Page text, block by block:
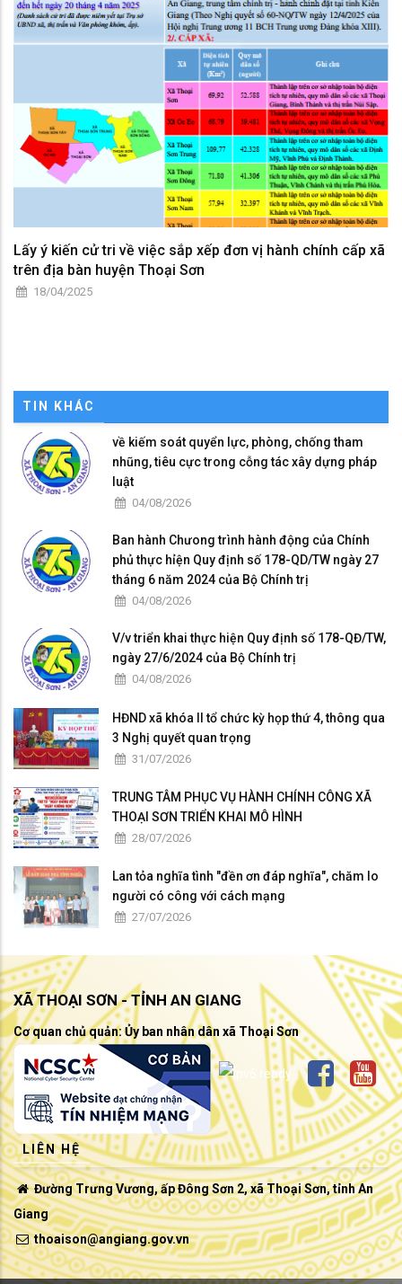
Lấy ý kiến cử tri về việc sắp xếp đơn vị hành chính cấp xã
trên địa bàn huyện Thoại Sơn
18/04/2025
TIN KHÁC
về kiếm soát quyển lực, phòng, chống tham
nhũng, tiêu cực trong cỗng tác xây dựng pháp
luật
04/08/2026
Ban hành Chưong trình hành động của Chính
phủ thực hỉện Quy định số 178-QD/TW ngày 27
tháng 6 năm 2024 của Bộ Chính trị
04/08/2026
V/v triển khai thực hiện Quy định số 178-QĐ/TW,
ngày 27/6/2024 của Bộ Chính trị
04/08/2026
HĐND xã khóa II tổ chức kỳ họp thứ 4, thông qua
3 Nghị quyết quan trọng
31/07/2026
TRUNG TÂM PHỤC VỤ HÀNH CHÍNH CÔNG XÃ
THOẠI SƠN TRIỂN KHAI MÔ HÌNH
28/07/2026
Lan tỏa nghĩa tình "đền ơn đáp nghĩa", chăm lo
người có công với cách mạng
27/07/2026
XÃ THOẠI SƠN - TỈNH AN GIANG
Cơ quan chủ quản: Ủy ban nhân dân xã Thoại Sơn
LIÊN HỆ
Đường Trưng Vương, ấp Đông Sơn 2, xã Thoại Sơn, tỉnh An
Giang
thoaison@angiang.gov.vn